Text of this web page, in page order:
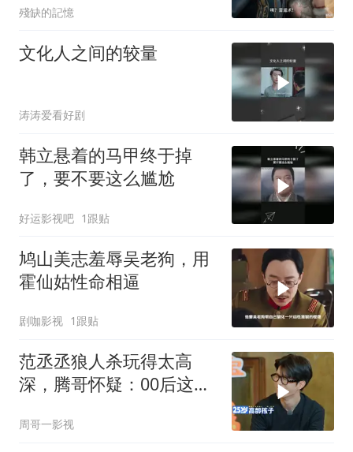
殘缺的記憶
文化人之间的较量
涛涛爱看好剧
韩立悬着的马甲终于掉
了，要不要这么尴尬
好运影视吧 1跟贴
鸠山美志羞辱吴老狗，用
霍仙姑性命相逼
剧咖影视 1跟贴
范丞丞狼人杀玩得太高
深，腾哥怀疑：00后这么
周哥一影视